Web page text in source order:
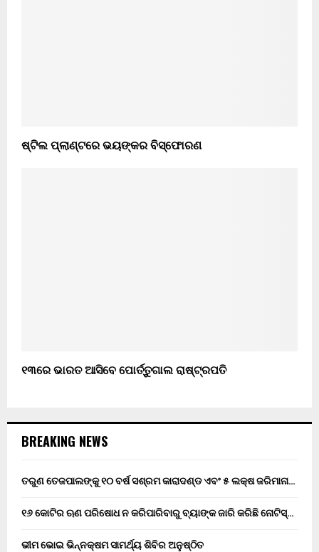
ଷ୍ଟିଲ ପ୍ଲାଣ୍ଟରେ ଭୟଙ୍କର ବିସ୍ଫୋରଣ
୧୩ରେ ଭାରତ ଆସିବେ ପୋର୍ତ୍ତୁଗାଲ ରାଷ୍ଟ୍ରପତି
BREAKING NEWS
ତରୁଣ ତେଜପାଲଙ୍କୁ ୧୦ ବର୍ଷ ସଶ୍ରମ କାରାଦଣ୍ଡ ଏବଂ ₹୫ ଲକ୍ଷ ଜରିମାନା…
୧୬ କୋଟିର ଋଣ ପରିଷୋଧ ନ କରିପାରିବାରୁ ବ୍ୟାଙ୍କ ଜାରି କରିଛି ନୋଟିସ୍…
ଭୀମ ଭୋଇ ଭିନ୍ନକ୍ଷମ ସାମର୍ଥ୍ୟ ଶିବିର ଅନୁଷ୍ଠିତ